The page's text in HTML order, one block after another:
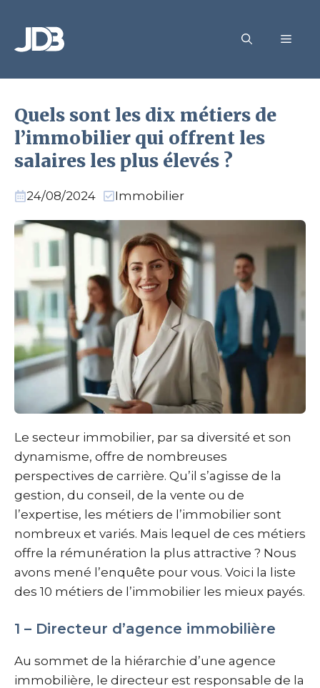
contenu
Quels sont les dix métiers de
l’immobilier qui offrent les
salaires les plus élevés ?
24/08/2024 Immobilier
Le secteur immobilier, par sa diversité et son
dynamisme, offre de nombreuses
perspectives de carrière. Qu’il s’agisse de la
gestion, du conseil, de la vente ou de
l’expertise, les métiers de l’immobilier sont
nombreux et variés. Mais lequel de ces métiers
offre la rémunération la plus attractive ? Nous
avons mené l’enquête pour vous. Voici la liste
des 10 métiers de l’immobilier les mieux payés.
1 – Directeur d’agence immobilière
Au sommet de la hiérarchie d’une agence
immobilière, le directeur est responsable de la